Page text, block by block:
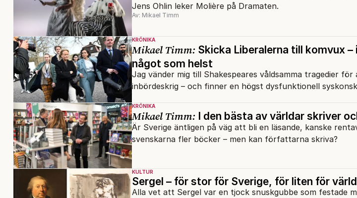
Jens Ohlin leker Molière på Dramaten.
Av: Mikael Timm
KRÖNIKA
Mikael Timm: Skicka Liberalerna till komvux
något som helst
Jag vänder mig till Shakespeares våldsamma tragedier
inbördeskrig – och finner en högst dysfunktionell
KRÖNIKA
Mikael Timm: I den bästa av världar skriver
Är Sverige äntligen på väg att bli en läsande, kanske
svenskarna fler böcker – men kan författarna skriva?
KULTUR
Sergel – för stor för Sverige, för liten för
Alla vet att Sergel var en tjock snuskgubbe som festade